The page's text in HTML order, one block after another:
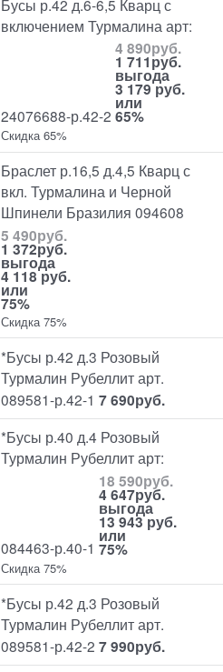
Бусы р.42 д.6-6,5 Кварц с
включением Турмалина арт:
24076688-р.42-2
4 890руб.
1 711руб.
выгода
3 179 руб.
или
65%
Скидка 65%
Браслет р.16,5 д.4,5 Кварц с
вкл. Турмалина и Черной
Шпинели Бразилия 094608
5 490руб.
1 372руб.
выгода
4 118 руб.
или
75%
Скидка 75%
*Бусы р.42 д.3 Розовый
Турмалин Рубеллит арт.
089581-р.42-1 7 690руб.
*Бусы р.40 д.4 Розовый
Турмалин Рубеллит арт:
084463-р.40-1
18 590руб.
4 647руб.
выгода
13 943 руб.
или
75%
Скидка 75%
*Бусы р.42 д.3 Розовый
Турмалин Рубеллит арт.
089581-р.42-2 7 990руб.